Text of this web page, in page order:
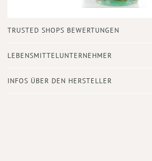
Anfang
Bildergalerie
TRUSTED SHOPS BEWERTUNGEN
LEBENSMITTELUNTERNEHMER
INFOS ÜBER DEN HERSTELLER